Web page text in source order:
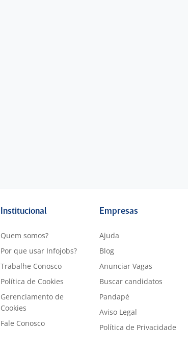
Institucional
Quem somos?
Por que usar Infojobs?
Trabalhe Conosco
Política de Cookies
Gerenciamento de
Cookies
Fale Conosco
Empresas
Ajuda
Blog
Anunciar Vagas
Buscar candidatos
Pandapé
Aviso Legal
Política de Privacidade